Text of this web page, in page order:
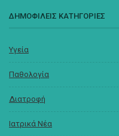
ΔΗΜΟΦΙΛΕΙΣ ΚΑΤΗΓΟΡΙΕΣ
Υγεία
Παθολογία
Διατροφή
Ιατρικά Νέα